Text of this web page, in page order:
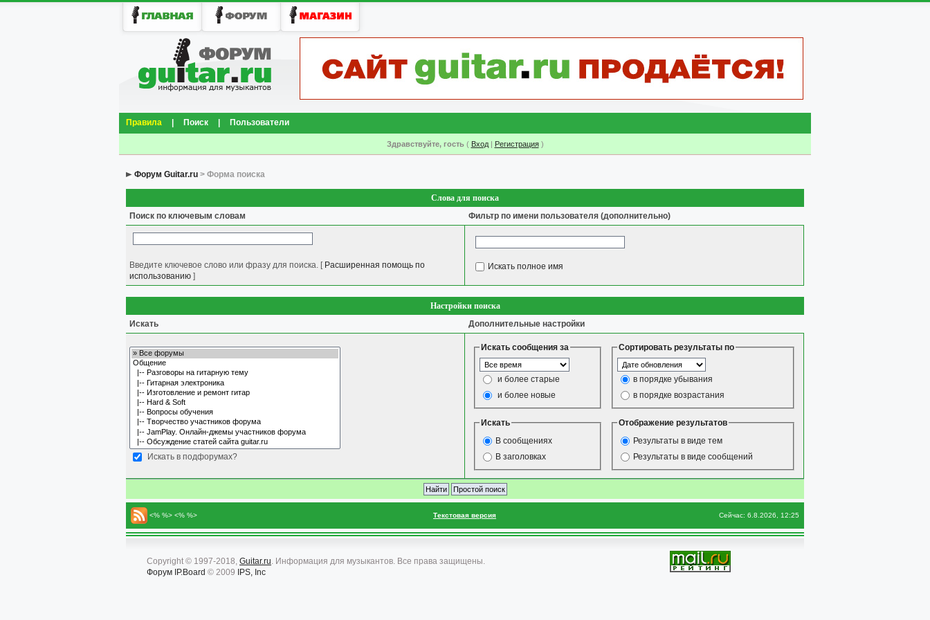
Правила Поиск Пользователи
Здравствуйте, гость( Вход| Регистрация)
Форум Guitar.ru > Форма поиска
Слова для поиска
Поиск по ключевым словам
Фильтр по имени пользователя (дополнительно)
Введите ключевое слово или фразу для поиска. [ Расширенная помощь по
использованию ]
Искать полное имя
Настройки поиска
Искать
Дополнительные настройки
Искать в подфорумах?
Искать сообщения за
и более старые
и более новые
Сортировать результаты по
в порядке убывания
в порядке возрастания
Искать
В сообщениях
В заголовках
Отображение результатов
Результаты в виде тем
Результаты в виде сообщений
<% %> <% %> Текстовая версия Сейчас: 6.8.2026, 12:25
Copyright © 1997-2018, Guitar.ru. Информация для музыкантов. Все права защищены.
Форум IP.Board © 2009 IPS, Inc